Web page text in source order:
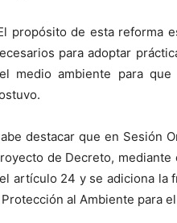
propósito de esta reforma
para adoptar
medio ambiente para que
destacar que en Sesión
de Decreto,
artículo 24 y se adiciona la
al Ambiente para